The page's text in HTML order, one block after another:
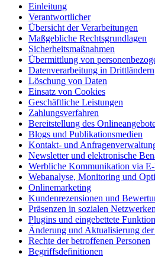
Einleitung
Verantwortlicher
Übersicht der Verarbeitungen
Maßgebliche Rechtsgrundlagen
Sicherheitsmaßnahmen
Übermittlung von
Datenverarbeitung in Drittländern
Löschung von Daten
Einsatz von Cookies
Geschäftliche Leistungen
Zahlungsverfahren
Bereitstellung des
Blogs und Publikationsmedien
Kontakt- und
Newsletter und elektronische
Werbliche Kommunikation via
Webanalyse, Monitoring und
Onlinemarketing
Kundenrezensionen und
Präsenzen in sozialen
Plugins und eingebettete
Änderung und Aktualisierung
Rechte der betroffenen Personen
Begriffsdefinitionen